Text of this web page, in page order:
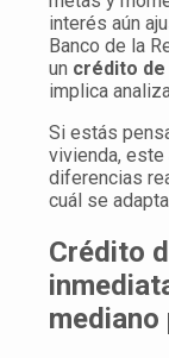
interés aún
Banco de la
un crédito
implica
Si estás
vivienda, este
diferencias
cuál se
Crédito
mediano